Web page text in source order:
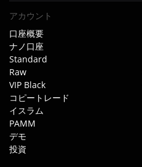
アカウント
口座概要
ナノ口座
Standard
Raw
VIP Black
コピートレード
イスラム
PAMM
デモ
投資